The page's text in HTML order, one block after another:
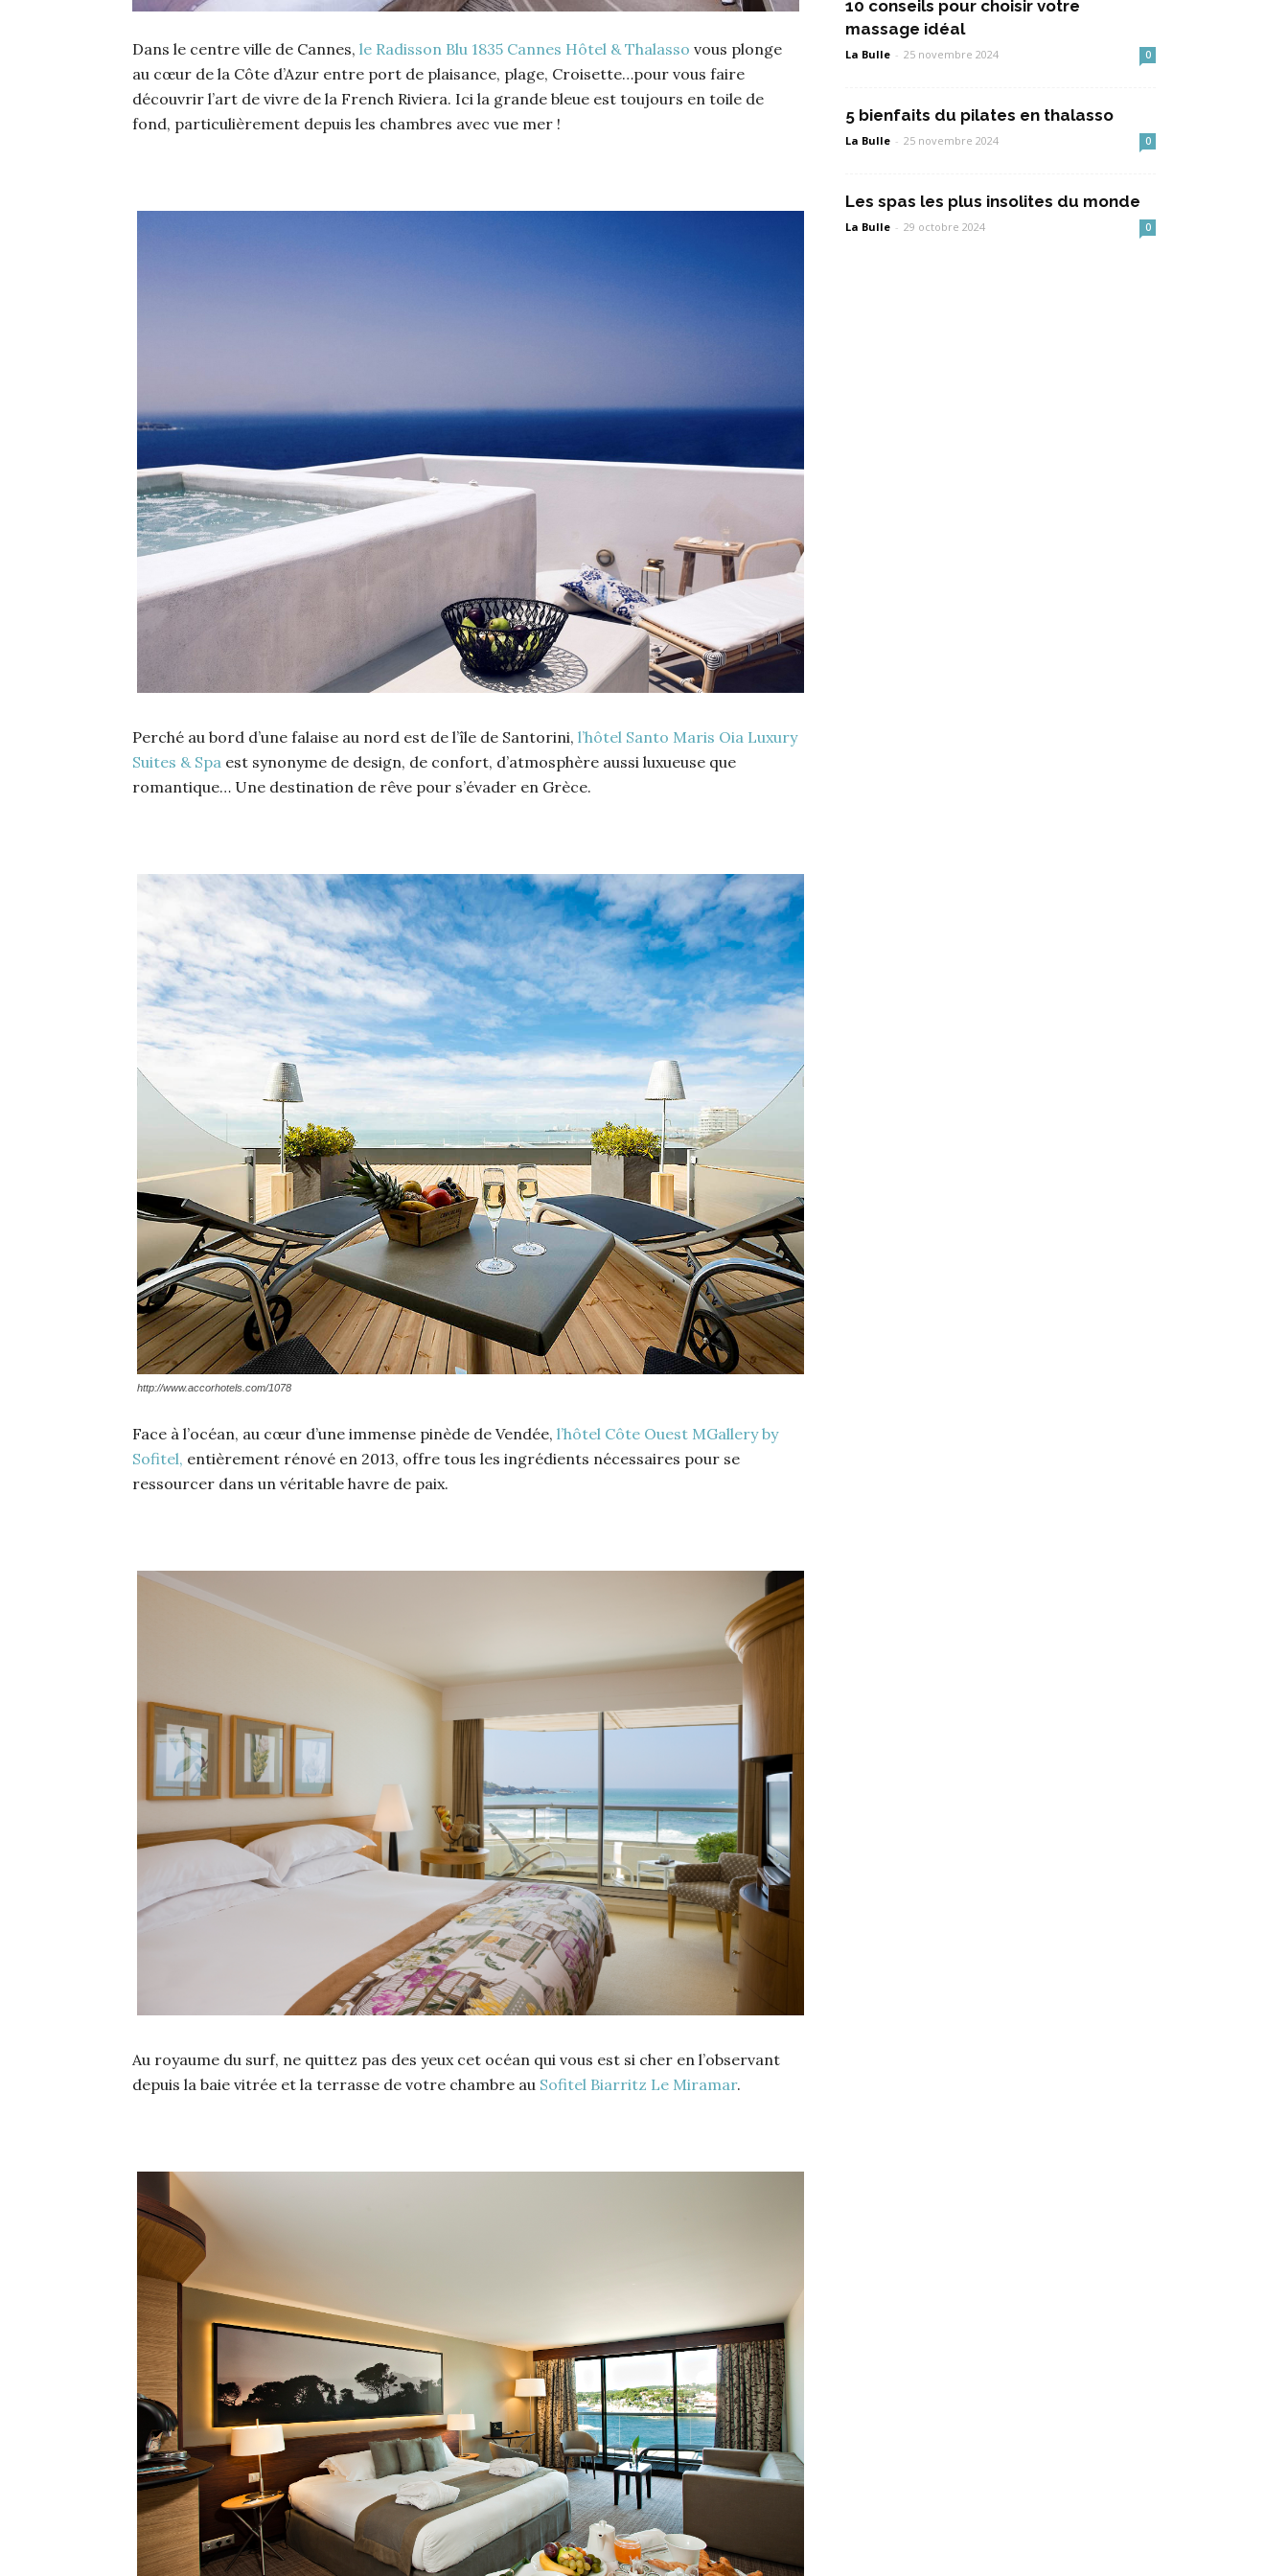
Dans le centre ville de Cannes, le Radisson Blu 1835 Cannes Hôtel & Thalasso vous plonge
au cœur de la Côte d’Azur entre port de plaisance, plage, Croisette…pour vous faire
découvrir l’art de vivre de la French Riviera. Ici la grande bleue est toujours en toile de
fond, particulièrement depuis les chambres avec vue mer !
Perché au bord d’une falaise au nord est de l’île de Santorini, l’hôtel Santo Maris Oia Luxury
Suites & Spa est synonyme de design, de confort, d’atmosphère aussi luxueuse que
romantique… Une destination de rêve pour s’évader en Grèce.
http://www.accorhotels.com/1078
Face à l’océan, au cœur d’une immense pinède de Vendée, l’hôtel Côte Ouest MGallery by
Sofitel, entièrement rénové en 2013, offre tous les ingrédients nécessaires pour se
ressourcer dans un véritable havre de paix.
Au royaume du surf, ne quittez pas des yeux cet océan qui vous est si cher en l’observant
depuis la baie vitrée et la terrasse de votre chambre au Sofitel Biarritz Le Miramar.
10 conseils pour choisir votre
massage idéal
La Bulle - 25 novembre 2024 0
5 bienfaits du pilates en thalasso
La Bulle - 25 novembre 2024 0
Les spas les plus insolites du monde
La Bulle - 29 octobre 2024 0